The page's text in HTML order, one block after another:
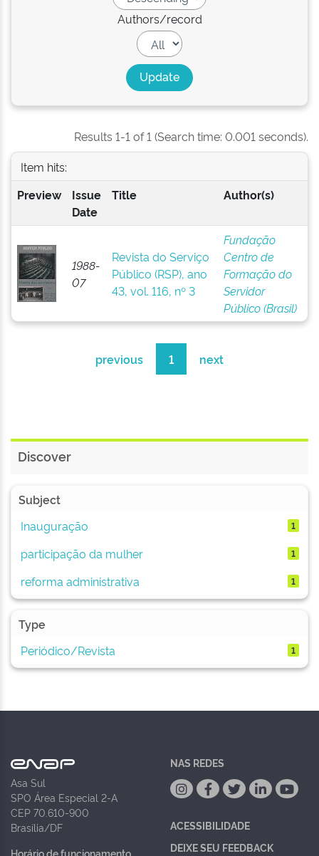
Authors/record
Results 1-1 of 1 (Search time: 0.001 seconds).
Item hits:
Preview
Issue
Date
Title Author(s)
1988-
07
Revista do Serviço
Público (RSP), ano
43, vol. 116, nº 3
Fundação
Centro de
Formação do
Servidor
Público (Brasil)
previous 1 next
Discover
Subject
Inauguração
1
participação da mulher 1
reforma administrativa 1
Type
Periódico/Revista
1
Asa Sul
SPO Área Especial 2-A
CEP 70.610-900
Brasília/DF
Horário de funcionamento
NAS REDES
ACESSIBILIDADE
DEIXE SEU FEEDBACK